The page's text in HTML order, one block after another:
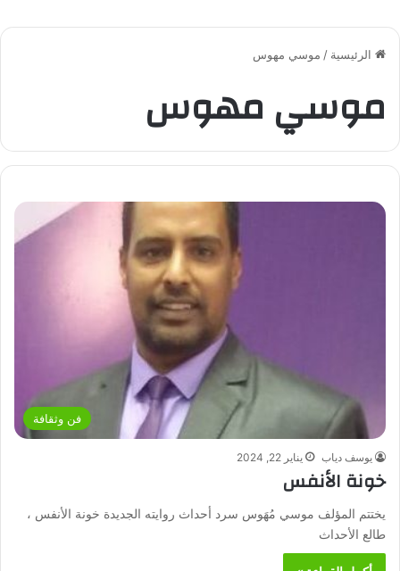
الرئيسية / موسي مهوس
موسي مهوس
فن وثقافة
يوسف دياب يناير 22, 2024
خونة الأنفس
يختتم المؤلف موسي مُهَوس سرد أحداث روايته الجديدة خونة الأنفس ،
طالع الأحداث